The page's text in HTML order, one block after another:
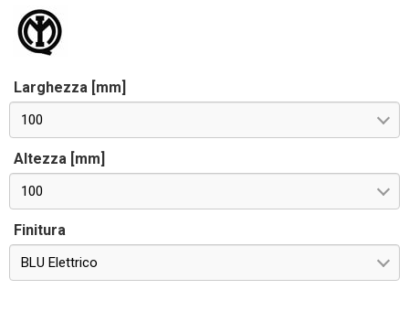
Larghezza [mm]
100
Altezza [mm]
100
Finitura
BLU Elettrico